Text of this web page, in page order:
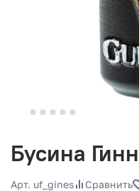
Бусина
Арт. uf_gines Сравнить